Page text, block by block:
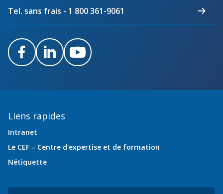
Tel. sans frais - 1 800 361-9061
FacebookLinkedInYoutube
Liens rapides
Intranet
Le CEF – Centre d'expertise et de formation
Nétiquette